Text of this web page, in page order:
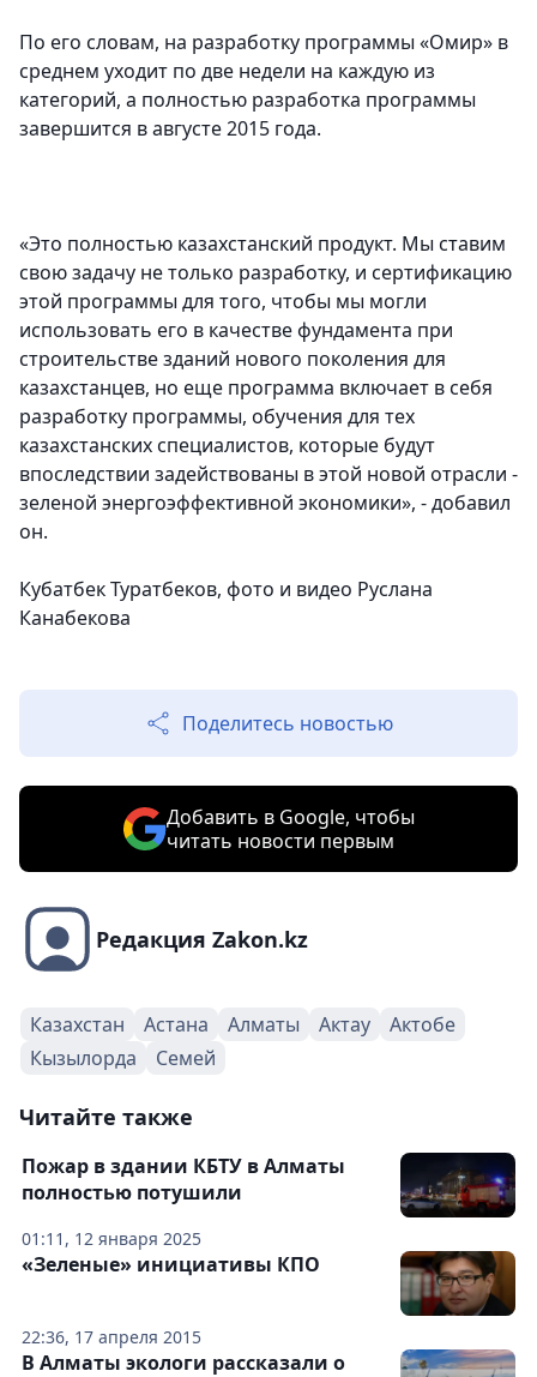
По его словам, на разработку программы «Омир» в
среднем уходит по две недели на каждую из
категорий, а полностью разработка программы
завершится в августе 2015 года.
«Это полностью казахстанский продукт. Мы ставим
свою задачу не только разработку, и сертификацию
этой программы для того, чтобы мы могли
использовать его в качестве фундамента при
строительстве зданий нового поколения для
казахстанцев, но еще программа включает в себя
разработку программы, обучения для тех
казахстанских специалистов, которые будут
впоследствии задействованы в этой новой отрасли -
зеленой энергоэффективной экономики», - добавил
он.
Кубатбек Туратбеков, фото и видео Руслана
Канабекова
Поделитесь новостью
Добавить в Google, чтобы
читать новости первым
Редакция Zakon.kz
Казахстан Астана Алматы Актау
Актобе
Кызылорда
Семей
Читайте также
01:11, 12 января 2025
Пожар в здании КБТУ в Алматы
полностью потушили
22:36, 17 апреля 2015
«Зеленые» инициативы КПО
В Алматы экологи рассказали о